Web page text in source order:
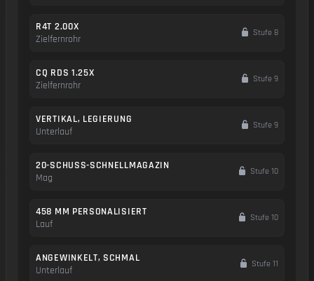
R4T 2.00X
Zielfernrohr
Stufe 8
CQ RDS 1.25X
Zielfernrohr
Stufe 9
VERTIKAL, LEGIERUNG
Unterlauf
Stufe 9
20-SCHUSS-SCHNELLMAGAZIN
Mag
Stufe 10
458 MM PERSONALISIERT
Lauf
Stufe 10
ANGEWINKELT, SCHMAL
Unterlauf
Stufe 11